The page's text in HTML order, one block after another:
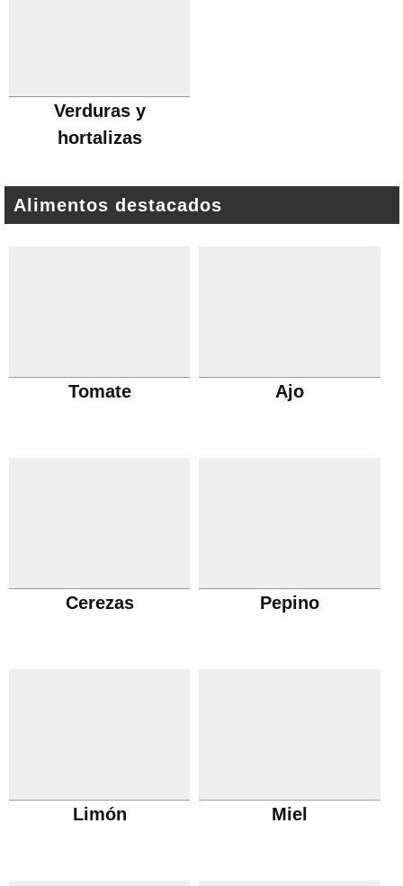
Verduras y
hortalizas
Alimentos destacados
Tomate Ajo
Cerezas Pepino
Limón Miel